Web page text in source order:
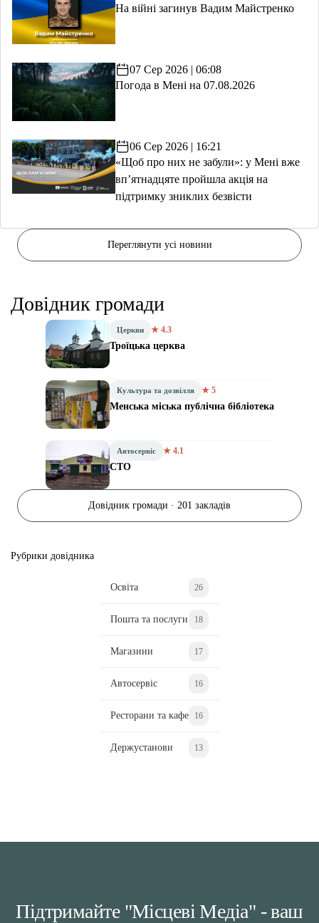
На війні загинув Вадим Майстренко
07 Сер 2026 | 06:08
Погода в Мені на 07.08.2026
06 Сер 2026 | 16:21
«Щоб про них не забули»: у Мені вже
вп’ятнадцяте пройшла акція на
підтримку зниклих безвісти
Переглянути усі новини
Довідник громади
Церкви ★ 4.3
Троїцька церква
Культура та дозвілля ★ 5
Менська міська публічна бібліотека
Автосервіс ★ 4.1
СТО
Довідник громади · 201 закладів
Рубрики довідника
Освіта 26
Пошта та послуги 18
Магазини 17
Автосервіс 16
Ресторани та кафе 16
Держустанови 13
Підтримайте "Місцеві Медіа" - ваш